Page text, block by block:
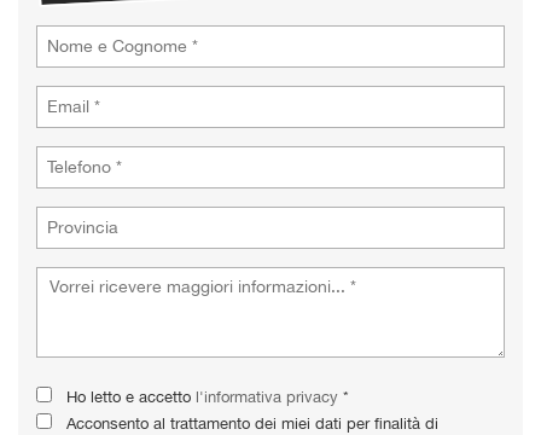
Ho letto e accetto l'informativa privacy *
Acconsento al trattamento dei miei dati per finalità di